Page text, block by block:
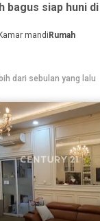
Kamar mandi Rumah
dari sebulan yang lalu